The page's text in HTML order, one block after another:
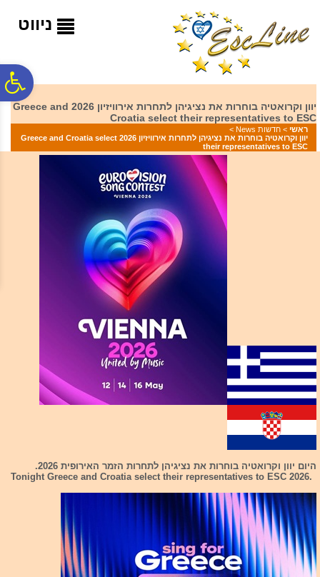
המרכזי
ניווט
יוון וקרואטיה בוחרות את נציגיהן לתחרות אירוויזיון 2026 Greece and
Croatia select their representatives to ESC
ראשי > חדשות News
>
יוון וקרואטיה בוחרות את נציגיהן לתחרות אירוויזיון 2026 Greece and Croatia select
their representatives to ESC
היום יוון וקרואטיה בוחרות את נציגיהן לתחרות הזמר האירופית 2026.
Tonight Greece and Croatia select their representatives to ESC 2026.